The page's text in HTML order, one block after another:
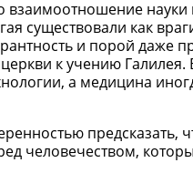
взаимоотношение
существовали как
и порой даже
к учению
а медицина
предсказать,
человечеством,